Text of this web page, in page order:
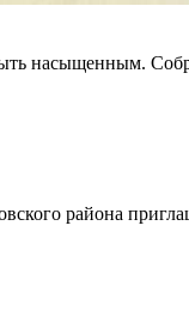
насыщенным.
приглашает